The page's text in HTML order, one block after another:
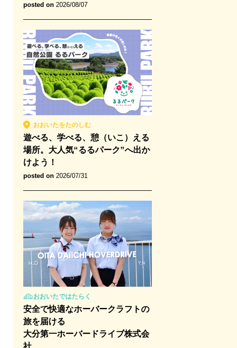
posted on 2026/08/07
おおいたをたのしむ
遊べる、学べる、憩（いこ）える
場所。大人気“るるパーク”へ出か
けよう！
posted on 2026/07/31
おおいたではたらく
安全で快適なホーバークラフトの
旅を届ける
大分第一ホーバードライブ株式会